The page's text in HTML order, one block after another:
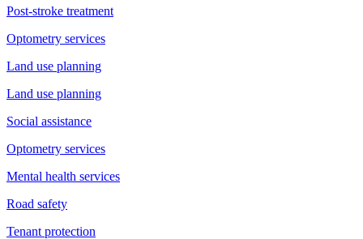
Post-stroke treatment
Optometry services
Land use planning
Land use planning
Social assistance
Optometry services
Mental health services
Road safety
Tenant protection